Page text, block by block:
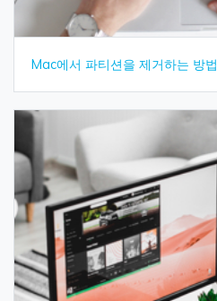
Mac에서 파티션을 제거하는 방법